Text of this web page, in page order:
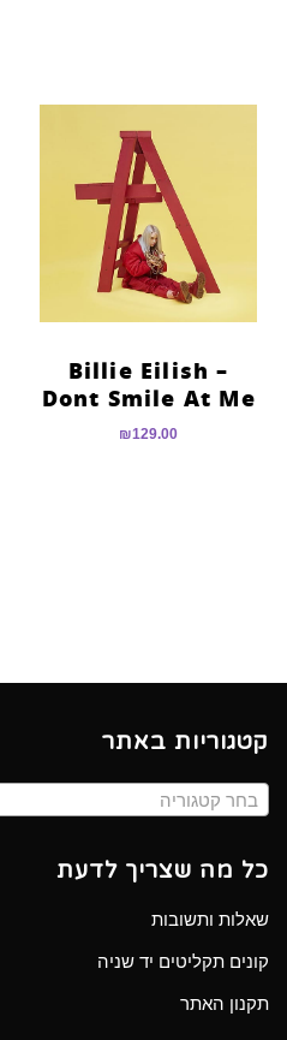
Billie Eilish –
Dont Smile At Me
₪129.00
קטגוריות באתר
בחר קטגוריה
כל מה שצריך לדעת
שאלות ותשובות
קונים תקליטים יד שניה
תקנון האתר